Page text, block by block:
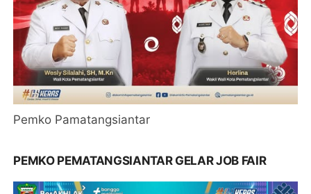
Pemko Pamatangsiantar
PEMKO PEMATANGSIANTAR GELAR JOB FAIR